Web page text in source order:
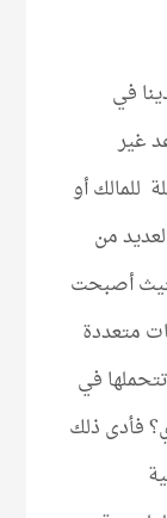
في
غير
للمالك أو
من
بحيث أصبحت
متعددة
في
فأدى ذلك